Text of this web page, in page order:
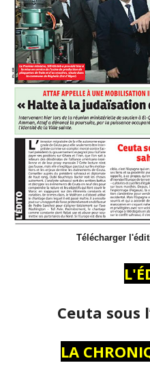
Télécharger
Ceuta sous
LA